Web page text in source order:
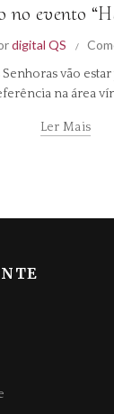
no evento
digital QS
Senhoras vão
na área
Ler Mais